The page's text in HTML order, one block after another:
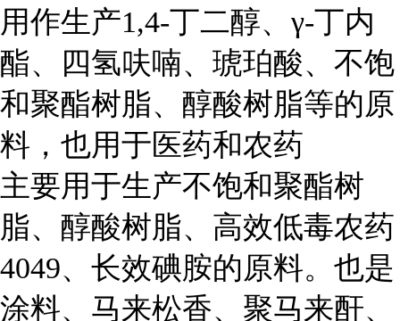
用作生产1,4-丁二醇、γ-丁内
酯、四氢呋喃、琥珀酸、不饱
和聚酯树脂、醇酸树脂等的原
料，也用于医药和农药
主要用于生产不饱和聚酯树
脂、醇酸树脂、高效低毒农药
4049、长效碘胺的原料。也是
涂料、马来松香、聚马来酐、